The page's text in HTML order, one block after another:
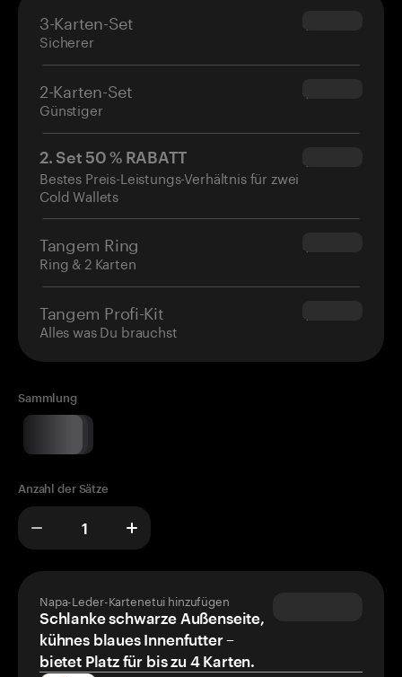
3-Karten-Set
Sicherer
$69.90
2-Karten-Set
Günstiger
$54.90
2. Set 50 % RABATT
Bestes Preis-Leistungs-Verhältnis für zwei
Cold Wallets
$34.95
Tangem Ring
Ring & 2 Karten
$160.00
Tangem Profi-Kit
Alles was Du brauchst
$180.00
Sammlung
Anzahl der Sätze
Napa-Leder-Kartenetui hinzufügen
Schlanke schwarze Außenseite,
kühnes blaues Innenfutter –
bietet Platz für bis zu 4 Karten.